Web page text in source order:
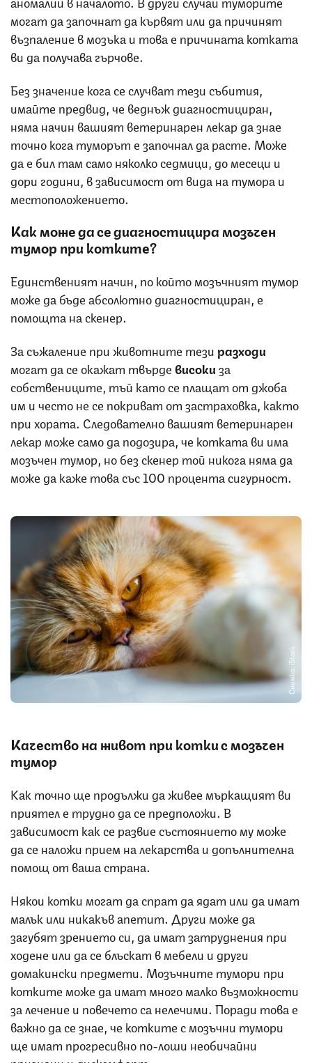
могат да започнат да кървят или да причинят
възпаление в мозъка и това е причината котката
ви да получава гърчове.
Без значение кога се случват тези събития,
имайте предвид, че веднъж диагностициран,
няма начин вашият ветеринарен лекар да знае
точно кога туморът е започнал да расте. Може
да е бил там само няколко седмици, до месеци и
дори години, в зависимост от вида на тумора и
местоположението.
Как може да се диагностицира мозъчен
тумор при котките?
Единственият начин, по който мозъчният тумор
може да бъде абсолютно диагностициран, е
помощта на скенер.
За съжаление при животните тези разходи
могат да се окажат твърдевисокиза
собствениците, тъй като се плащат от джоба
им и често не се покриват от застраховка, както
при хората. Следователно вашият ветеринарен
лекар може само да подозира, че котката ви има
мозъчен тумор, но без скенер той никога няма да
може да каже това със 100 процента сигурност.
Снимка: iStock
Качество на живот при котки с мозъчен
тумор
Как точно ще продължи да живее мъркащият ви
приятел е трудно да се предположи. В
зависимост как се развие състоянието му може
да се наложи прием на лекарства и допълнителна
помощ от ваша страна.
Някои котки могат да спрат да ядат или да имат
малък или никакъв апетит. Други може да
загубят зрението си, да имат затруднения при
ходене или да се блъскат в мебели и други
домакински предмети. Мозъчните тумори при
котките може да имат много малко възможности
за лечение и повечето са нелечими. Поради това е
важно да се знае, че котките с мозъчни тумори
ще имат прогресивно по-лоши необичайни